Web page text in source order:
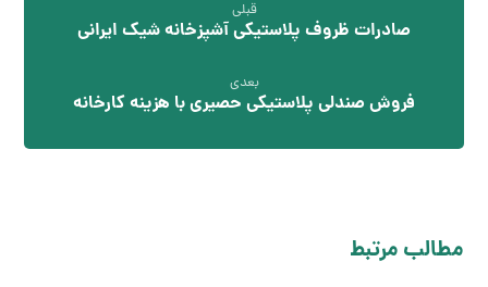
قبلی
صادرات ظروف پلاستیکی آشپزخانه شیک ایرانی
بعدی
فروش صندلی پلاستیکی حصیری با هزینه کارخانه
مطالب مرتبط